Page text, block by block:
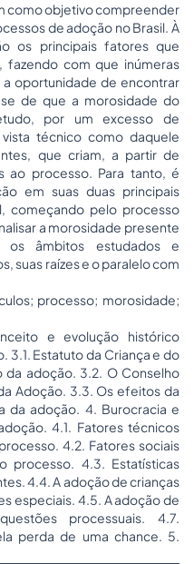
como objetivo compreender
de adoção no Brasil. À
os principais fatores que
fazendo com que inúmeras
oportunidade de encontrar
de que a morosidade do
por um excesso de
técnico como daquele
que criam, a partir de
ao processo. Para tanto, é
em suas duas principais
começando pelo processo
a morosidade presente
os âmbitos estudados e
suas raízes e o paralelo com
processo; morosidade;
e evolução histórico
3.1. Estatuto da Criança e do
adoção. 3.2. O Conselho
Adoção. 3.3. Os efeitos da
da adoção. 4. Burocracia e
4.1. Fatores técnicos
4.2. Fatores sociais
processo. 4.3. Estatísticas
4.4. A adoção de crianças
especiais. 4.5. A adoção de
processuais. 4.7.
perda de uma chance. 5.